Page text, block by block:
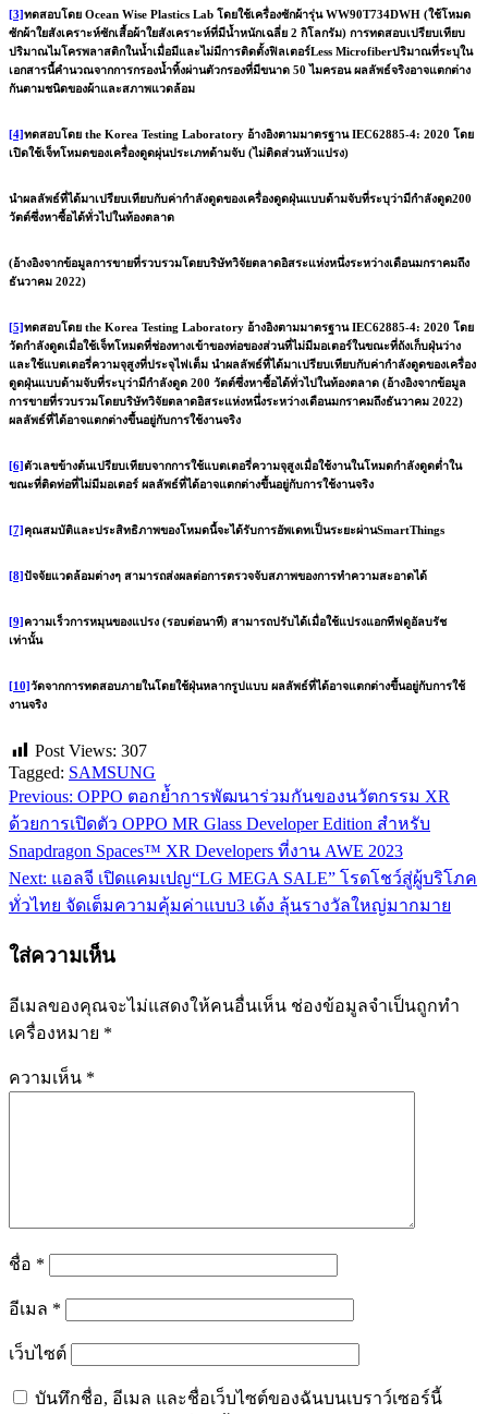
[3]ทดสอบโดย Ocean Wise Plastics Lab โดยใช้เครื่องซักผ้ารุ่น WW90T734DWH (ใช้โหมด
ซักผ้าใยสังเคราะห์ซักเสื้อผ้าใยสังเคราะห์ที่มีน้ำหนักเฉลี่ย 2 กิโลกรัม) การทดสอบเปรียบเทียบ
ปริมาณไมโครพลาสติกในน้ำเมื่อมีและไม่มีการติดตั้งฟิลเตอร์Less Microfiberปริมาณที่ระบุใน
เอกสารนี้คำนวณจากการกรองน้ำทิ้งผ่านตัวกรองที่มีขนาด 50 ไมครอน ผลลัพธ์จริงอาจแตกต่าง
กันตามชนิดของผ้าและสภาพแวดล้อม
[4]ทดสอบโดย the Korea Testing Laboratory อ้างอิงตามมาตรฐาน IEC62885-4: 2020 โดย
เปิดใช้เจ็ทโหมดของเครื่องดูดผุ่นประเภทด้ามจับ (ไม่ติดส่วนหัวแปรง)
นำผลลัพธ์ที่ได้มาเปรียบเทียบกับค่ากำลังดูดของเครื่องดูดฝุ่นแบบด้ามจับที่ระบุว่ามีกำลังดูด200
วัตต์ซึ่งหาซื้อได้ทั่วไปในท้องตลาด
(อ้างอิงจากข้อมูลการขายที่รวบรวมโดยบริษัทวิจัยตลาดอิสระแห่งหนึ่งระหว่างเดือนมกราคมถึง
ธันวาคม 2022)
[5]ทดสอบโดย the Korea Testing Laboratory อ้างอิงตามมาตรฐาน IEC62885-4: 2020 โดย
วัดกำลังดูดเมื่อใช้เจ็ทโหมดที่ช่องทางเข้าของท่อของส่วนที่ไม่มีมอเตอร์ในขณะที่ถังเก็บฝุ่นว่าง
และใช้แบตเตอรี่ความจุสูงที่ประจุไฟเต็ม นำผลลัพธ์ที่ได้มาเปรียบเทียบกับค่ากำลังดูดของเครื่อง
ดูดฝุ่นแบบด้ามจับที่ระบุว่ามีกำลังดูด 200 วัตต์ซึ่งหาซื้อได้ทั่วไปในท้องตลาด (อ้างอิงจากข้อมูล
การขายที่รวบรวมโดยบริษัทวิจัยตลาดอิสระแห่งหนึ่งระหว่างเดือนมกราคมถึงธันวาคม 2022)
ผลลัพธ์ที่ได้อาจแตกต่างขึ้นอยู่กับการใช้งานจริง
[6]ตัวเลขข้างต้นเปรียบเทียบจากการใช้แบตเตอรี่ความจุสูงเมื่อใช้งานในโหมดกำลังดูดต่ำใน
ขณะที่ติดท่อที่ไม่มีมอเตอร์ ผลลัพธ์ที่ได้อาจแตกต่างขึ้นอยู่กับการใช้งานจริง
[7]คุณสมบัติและประสิทธิภาพของโหมดนี้จะได้รับการอัพเดทเป็นระยะผ่านSmartThings
[8]ปัจจัยแวดล้อมต่างๆ สามารถส่งผลต่อการตรวจจับสภาพของการทำความสะอาดได้
[9]ความเร็วการหมุนของแปรง (รอบต่อนาที) สามารถปรับได้เมื่อใช้แปรงแอกทีฟดูอัลบรัช
เท่านั้น
[10]วัดจากการทดสอบภายในโดยใช้ฝุ่นหลากรูปแบบ ผลลัพธ์ที่ได้อาจแตกต่างขึ้นอยู่กับการใช้
งานจริง
Post Views: 307
Tagged: SAMSUNG
แนะแนว
เรื่อง
Previous: OPPO ตอกย้ำการพัฒนาร่วมกันของนวัตกรรม XR
ด้วยการเปิดตัว OPPO MR Glass Developer Edition สำหรับ
Snapdragon Spaces™ XR Developers ที่งาน AWE 2023
Next: แอลจี เปิดแคมเปญ“LG MEGA SALE” โรดโชว์สู่ผู้บริโภค
ทั่วไทย จัดเต็มความคุ้มค่าแบบ3 เด้ง ลุ้นรางวัลใหญ่มากมาย
ใส่ความเห็น
อีเมลของคุณจะไม่แสดงให้คนอื่นเห็น ช่องข้อมูลจำเป็นถูกทำ
เครื่องหมาย *
ความเห็น *
ชื่อ *
อีเมล *
เว็บไซต์
บันทึกชื่อ, อีเมล และชื่อเว็บไซต์ของฉันบนเบราว์เซอร์นี้